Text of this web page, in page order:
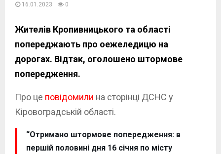
16.01.2023 0
Жителів Кропивницького та області
попереджають про оежеледицю на
дорогах. Відтак, оголошено штормове
попередження.
Про це повідомили на сторінці ДСНС у
Кіровоградській області.
“Отримано штормове попередження: в
першій половині дня 16 січня по місту